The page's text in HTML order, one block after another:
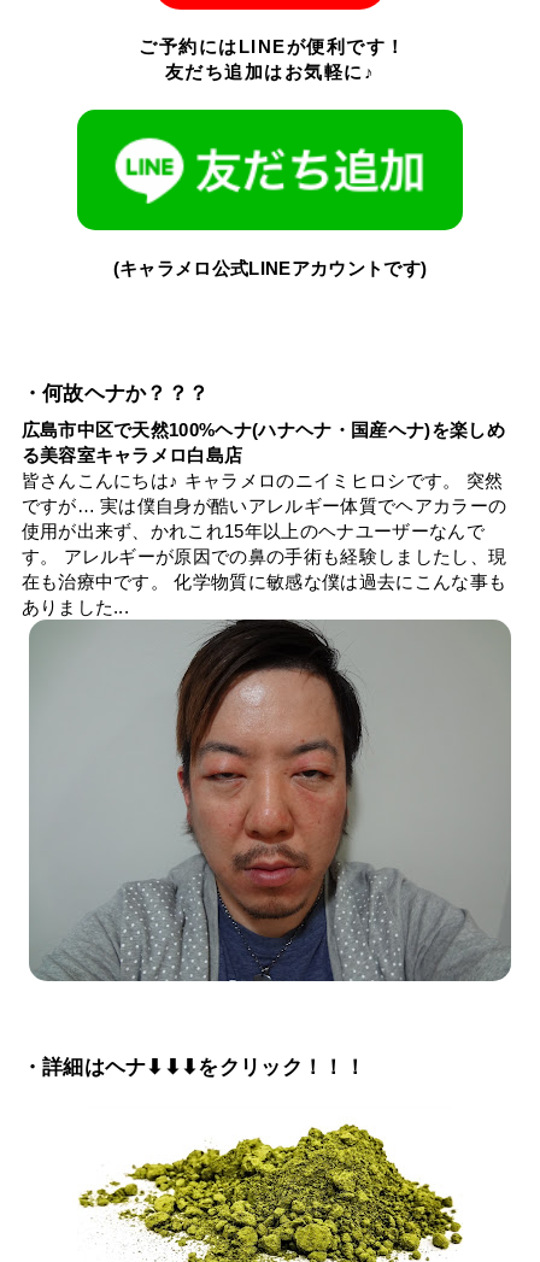
ご予約にはLINEが便利です！
友だち追加はお気軽に♪
(キャラメロ公式LINEアカウントです)
・何故ヘナか？？？
広島市中区で天然100%ヘナ(ハナヘナ・国産ヘナ)を楽しめ
る美容室キャラメロ白島店
皆さんこんにちは♪ キャラメロのニイミヒロシです。 突然
ですが… 実は僕自身が酷いアレルギー体質でヘアカラーの
使用が出来ず、かれこれ15年以上のヘナユーザーなんで
す。 アレルギーが原因での鼻の手術も経験しましたし、現
在も治療中です。 化学物質に敏感な僕は過去にこんな事も
ありました...
・詳細はヘナ⬇⬇⬇をクリック！！！